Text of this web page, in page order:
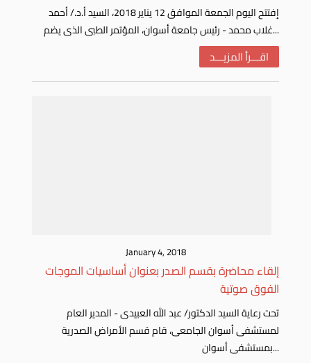
غلاب محمد - رئيس جامعة أسوان، المؤتمر الطبى الذى يضم...
اقـــرأ المزيـــد
January 4, 2018
إلقاء محاضرة بقسم الصدر بعنوان أساسيات الموجات
الفوق صوتية
لمستشفى أسوان الجامعى، قام قسم الأمراض الصدرية
بمستشفى أسوان...